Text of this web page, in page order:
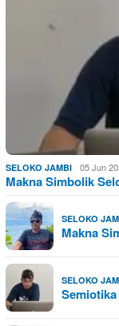
SELOKO JAMBI 05 Jun
Makna Simbolik
SELOKO
Makna
SELOKO